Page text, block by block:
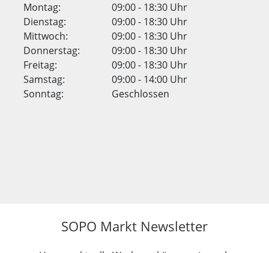
Montag:
Dienstag:
Mittwoch:
Donnerstag:
Freitag:
Samstag:
Sonntag:
09:00 - 18:30 Uhr
09:00 - 18:30 Uhr
09:00 - 18:30 Uhr
09:00 - 18:30 Uhr
09:00 - 18:30 Uhr
09:00 - 14:00 Uhr
Geschlossen
SOPO Markt Newsletter